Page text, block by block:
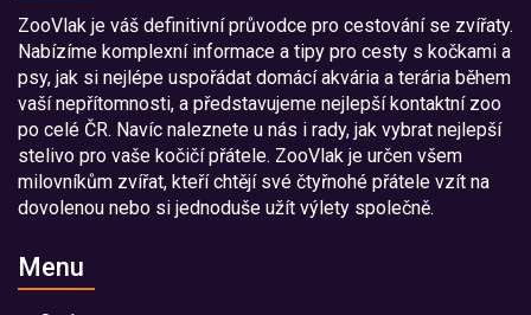
ZooVlak je váš definitivní průvodce pro cestování se zvířaty.
Nabízíme komplexní informace a tipy pro cesty s kočkami a
psy, jak si nejlépe uspořádat domácí akvária a terária během
vaší nepřítomnosti, a představujeme nejlepší kontaktní zoo
po celé ČR. Navíc naleznete u nás i rady, jak vybrat nejlepší
stelivo pro vaše kočičí přátele. ZooVlak je určen všem
milovníkům zvířat, kteří chtějí své čtyřnohé přátele vzít na
dovolenou nebo si jednoduše užít výlety společně.
Menu